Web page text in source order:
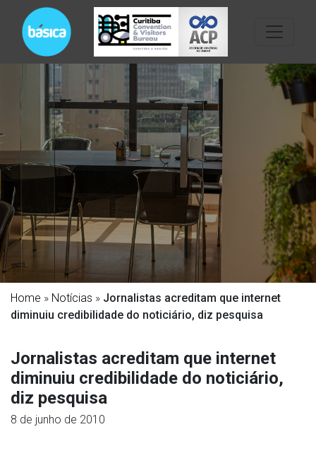
Home » Notícias » Jornalistas acreditam que internet
diminuiu credibilidade do noticiário, diz pesquisa
Jornalistas acreditam que internet
diminuiu credibilidade do noticiário,
diz pesquisa
8 de junho de 2010